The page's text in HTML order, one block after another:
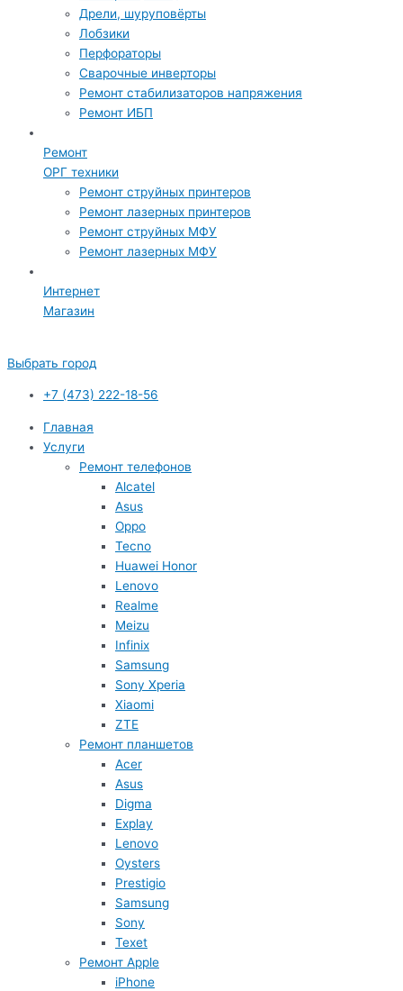
Дрели, шуруповёрты
Лобзики
Перфораторы
Сварочные инверторы
Ремонт стабилизаторов напряжения
Ремонт ИБП
Ремонт
ОРГ техники
Ремонт струйных принтеров
Ремонт лазерных принтеров
Ремонт струйных МФУ
Ремонт лазерных МФУ
Интернет
Магазин
Выбрать город
+7 (473) 222-18-56
Главная
Услуги
Ремонт телефонов
Alcatel
Asus
Oppo
Tecno
Huawei Honor
Lenovo
Realme
Meizu
Infinix
Samsung
Sony Xperia
Xiaomi
ZTE
Ремонт планшетов
Acer
Asus
Digma
Explay
Lenovo
Oysters
Prestigio
Samsung
Sony
Texet
Ремонт Apple
iPhone